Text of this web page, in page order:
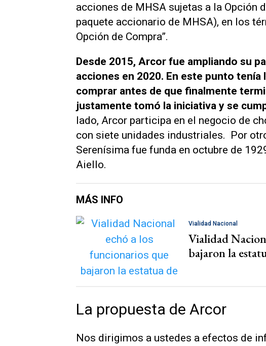
acciones de MHSA sujetas a la Opción
paquete accionario de MHSA), en los
Opción de Compra”.
Desde 2015, Arcor fue ampliando su
acciones en 2020. En este punto
comprar antes de que finalmente
justamente tomó la iniciativa y se
lado, Arcor participa en el negocio de
con siete unidades industriales. Por
Serenísima fue funda en octubre de
Aiello.
MÁS INFO
Vialidad Nacional
Vialidad
bajaron la
La propuesta de Arcor
Nos dirigimos a ustedes a efectos de